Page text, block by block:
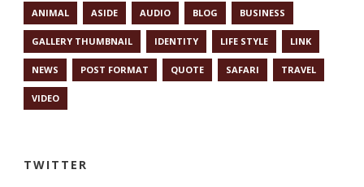
ANIMAL ASIDE AUDIO BLOG BUSINESS
GALLERY THUMBNAIL IDENTITY LIFE STYLE LINK
NEWS POST FORMAT QUOTE SAFARI TRAVEL
VIDEO
TWITTER